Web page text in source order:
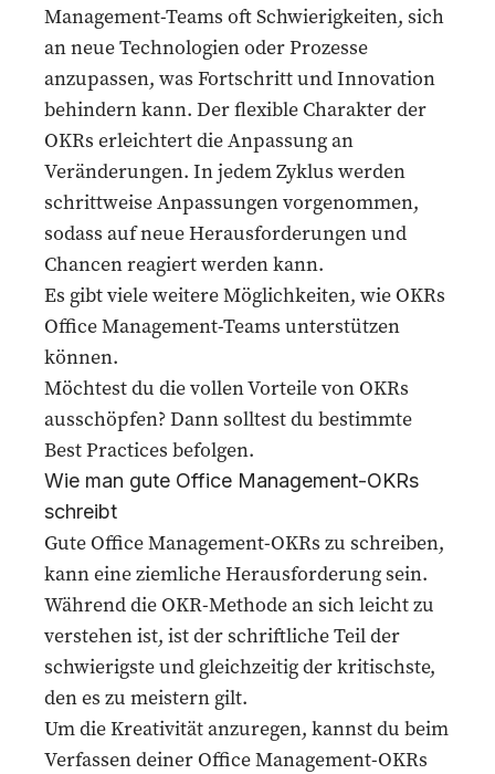
Management-Teams oft Schwierigkeiten, sich
an neue Technologien oder Prozesse
anzupassen, was Fortschritt und Innovation
behindern kann. Der flexible Charakter der
OKRs erleichtert die Anpassung an
Veränderungen. In jedem Zyklus werden
schrittweise Anpassungen vorgenommen,
sodass auf neue Herausforderungen und
Chancen reagiert werden kann.
Es gibt viele weitere Möglichkeiten, wie OKRs
Office Management-Teams unterstützen
können.
Möchtest du die vollen Vorteile von OKRs
ausschöpfen? Dann solltest du bestimmte
Best Practices befolgen.
Wie man gute Office Management-OKRs
schreibt
Gute Office Management-OKRs zu schreiben,
kann eine ziemliche Herausforderung sein.
Während die OKR-Methode an sich leicht zu
verstehen ist, ist der schriftliche Teil der
schwierigste und gleichzeitig der kritischste,
den es zu meistern gilt.
Um die Kreativität anzuregen, kannst du beim
Verfassen deiner Office Management-OKRs